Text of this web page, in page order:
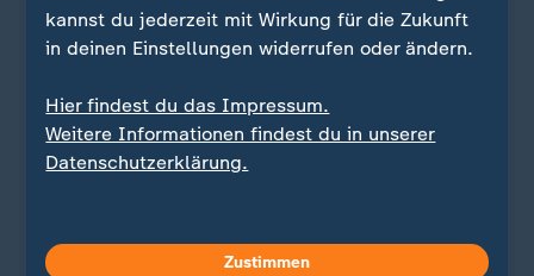
Quelle: dpa
Sie beim ZDFheute-WhatsApp-Channel richtig. Hier
kannst du jederzeit mit Wirkung für die Zukunft
in deinen Einstellungen widerrufen oder ändern.
Hier findest du das Impressum.
Weitere Informationen findest du in unserer
Datenschutzerklärung.
Zustimmen